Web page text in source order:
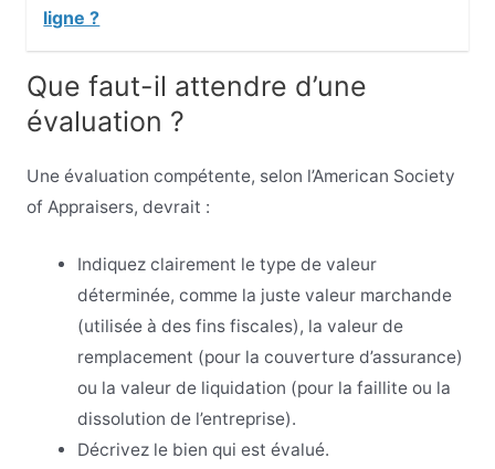
ligne ?
Que faut-il attendre d’une
évaluation ?
Une évaluation compétente, selon l’American Society
of Appraisers, devrait :
Indiquez clairement le type de valeur
déterminée, comme la juste valeur marchande
(utilisée à des fins fiscales), la valeur de
remplacement (pour la couverture d’assurance)
ou la valeur de liquidation (pour la faillite ou la
dissolution de l’entreprise).
Décrivez le bien qui est évalué.